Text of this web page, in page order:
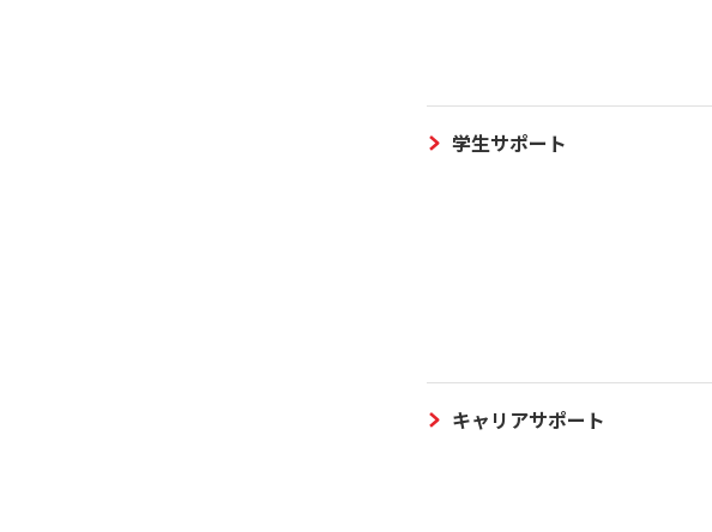
学生サポート
キャリアサポート